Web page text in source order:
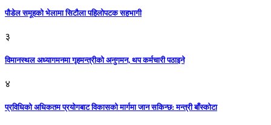
पौडेल समूहको भेलामा सिटौला पहिलोपटक सहभागी
३
विमानस्थल अध्यागमनमा गृहमन्त्रीको अनुगमन, थप कर्मचारी पठाइने
४
प्रविधिको अधिकतम प्रयोगबाट विकासको मार्गमा जान सकिन्छ: मन्त्री बाँस्कोटा